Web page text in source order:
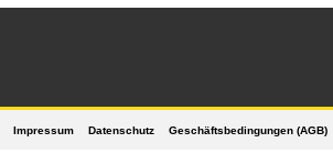
Impressum Datenschutz Geschäftsbedingungen (AGB)